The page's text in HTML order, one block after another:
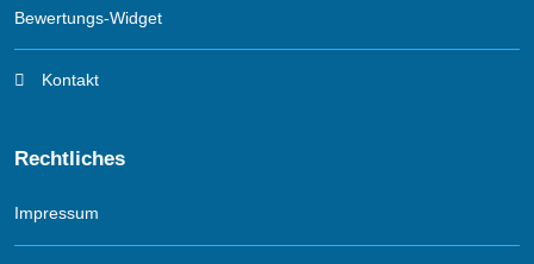
Bewertungs-Widget
Kontakt
Rechtliches
Impressum